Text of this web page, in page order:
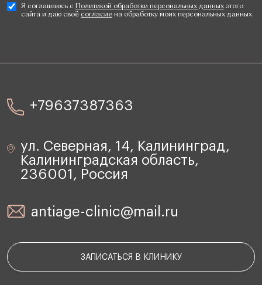
Я соглашаюсь с Политикой обработки персональных данных этого
сайта и даю своё согласиена обработку моих персональных данных
+79637387363
ул. Северная, 14, Калининград,
Калининградская область,
236001, Россия
antiage-clinic@mail.ru
ЗАПИСАТЬСЯ В КЛИНИКУ